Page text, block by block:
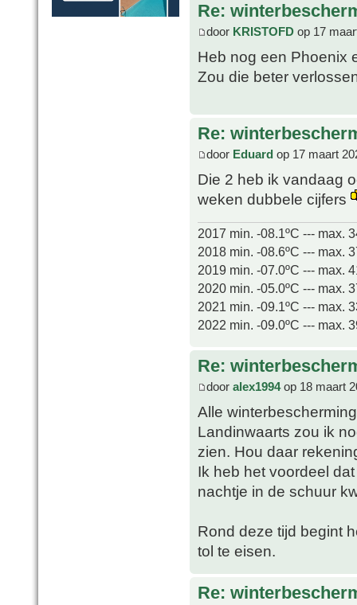
Re:
door KRISTOFD op 17
Heb nog een Phoenix
Zou die beter
Re:
door Eduard op 17 maart
Die 2 heb ik vandaag
weken dubbele cijfers
2017 min. -08.1ºC --- max.
2018 min. -08.6ºC --- max.
2019 min. -07.0ºC --- max.
2020 min. -05.0ºC --- max.
2021 min. -09.1ºC --- max.
2022 min. -09.0ºC --- max.
Re:
door alex1994op 18 maart
Alle
Landinwaarts zou ik
zien. Hou daar
Ik heb het voordeel
nachtje in de schuur
Rond deze tijd begint
tol te eisen.
Re: